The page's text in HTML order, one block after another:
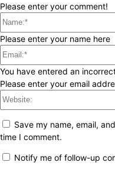
Please enter your comment!
Please enter your name here
You have entered an
Please enter your email
Save my name, email,
time I comment.
Notify me of follow-up